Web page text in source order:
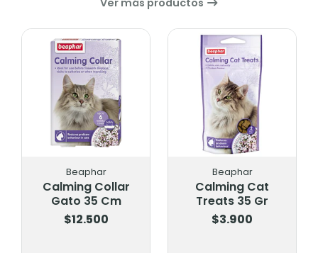
Beaphar
Calming Collar
Gato 35 Cm
$12.500
Beaphar
Calming Cat
Treats 35 Gr
$3.900